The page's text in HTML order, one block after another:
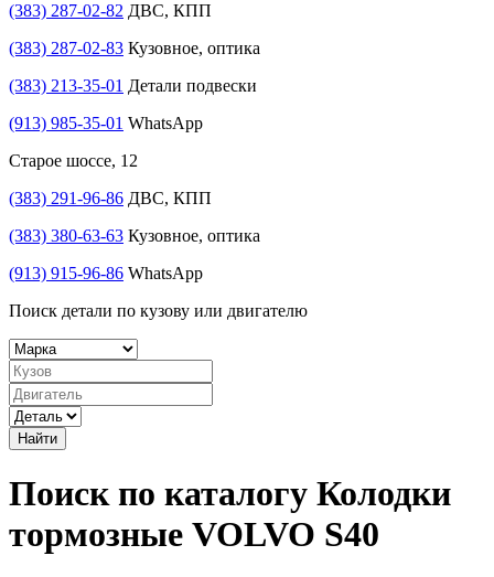
(383) 287-02-82 ДВС, КПП
(383) 287-02-83 Кузовное, оптика
(383) 213-35-01 Детали подвески
(913) 985-35-01 WhatsApp
Старое шоссе, 12
(383) 291-96-86 ДВС, КПП
(383) 380-63-63 Кузовное, оптика
(913) 915-96-86 WhatsApp
Поиск детали по кузову или двигателю
Найти
Поиск по каталогу Колодки
тормозные VOLVO S40